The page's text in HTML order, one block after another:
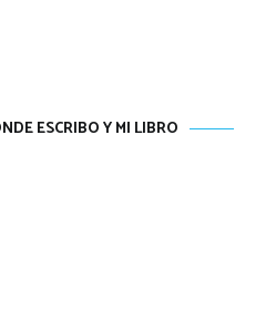
ESCRIBO Y MI LIBRO